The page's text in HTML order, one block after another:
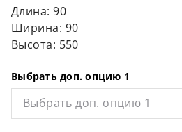
Глубина: 90мм
Длина неон – 700мм
Напряжение: 220Вт
Комплектация: клемма,
болты 4шт., дюбеля 2шт.,
Длина: 90
Ширина: 90
Высота: 550
Выбрать доп. опцию 1
Выбрать доп. опцию 1